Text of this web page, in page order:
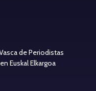
de Periodistas
Euskal Elkargoa